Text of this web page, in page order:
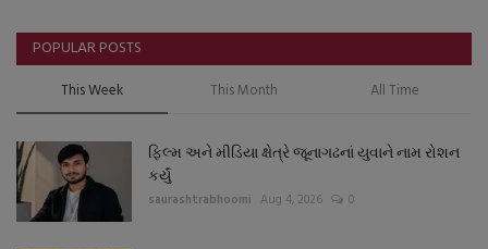
POPULAR POSTS
This Week This Month All Time
ફિલ્મ અને મીડિયા ક્ષેત્રે જૂનાગઢનાં યુવાને નામ રોશન
કર્યું
saurashtrabhoomi Aug 4, 2026 0